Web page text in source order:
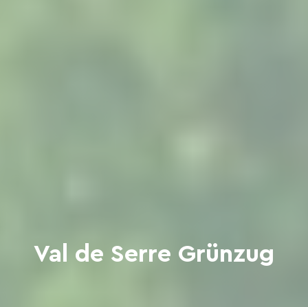
Val de Serre Grünzug